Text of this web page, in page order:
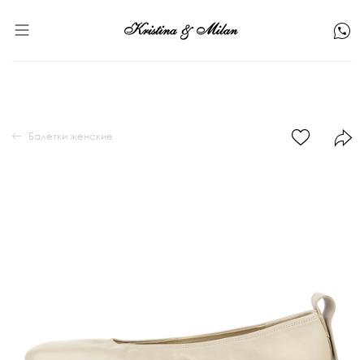
Балетки женские